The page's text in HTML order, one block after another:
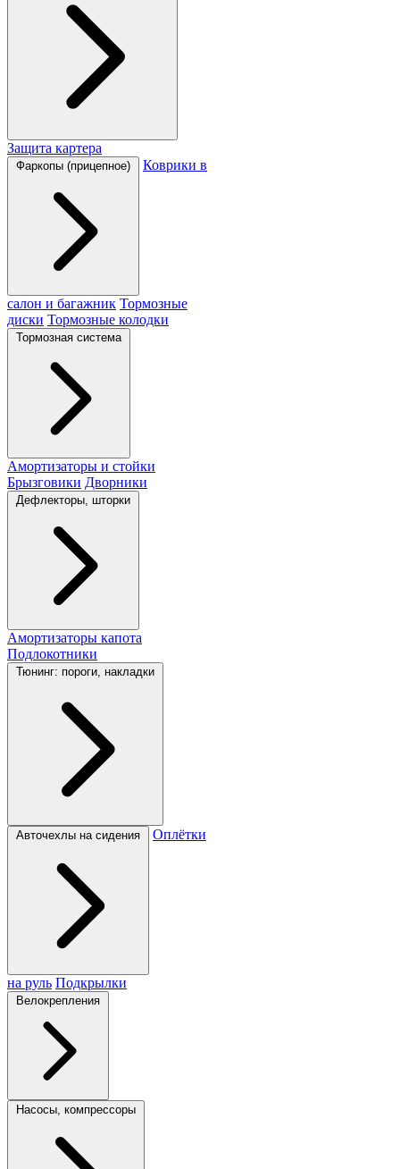
Защита картера
Фаркопы (прицепное) Коврики в
салон и багажник Тормозные
диски Тормозные колодки
Тормозная система
Амортизаторы и стойки
Брызговики Дворники
Дефлекторы, шторки
Амортизаторы капота
Подлокотники
Тюнинг: пороги, накладки
Авточехлы на сидения Оплётки
на руль Подкрылки
Велокрепления
Насосы, компрессоры